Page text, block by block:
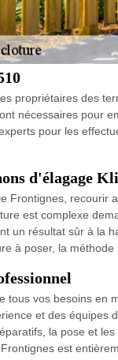
propriétaires des
nécessaires pour
pour les
d'élagage
recourir
est complexe
un résultat sûr à la
à poser, la
tous vos besoins en
et des équipes
la pose et
est